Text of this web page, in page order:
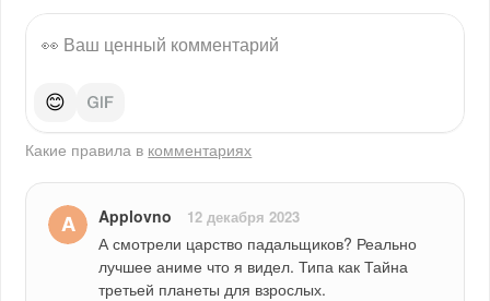
😊
Какие правила в комментариях
Applovno 12 декабря 2023
А смотрели царство падальщиков? Реально
лучшее аниме что я видел. Типа как Тайна
третьей планеты для взрослых.